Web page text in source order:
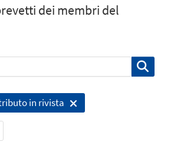
dei membri del
in rivista